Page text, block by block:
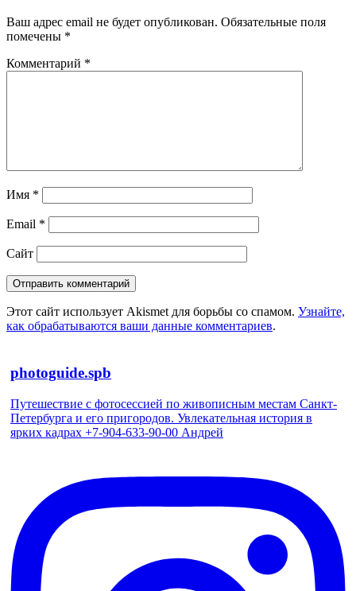
Ваш адрес email не будет опубликован. Обязательные поля
помечены *
Комментарий *
Имя *
Email *
Сайт
Этот сайт использует Akismet для борьбы со спамом. Узнайте,
как обрабатываются ваши данные комментариев.
photoguide.spb
Путешествие с фотосессией по живописным местам Санкт-
Петербурга и его пригородов. Увлекательная история в
ярких кадрах +7-904-633-90-00 Андрей